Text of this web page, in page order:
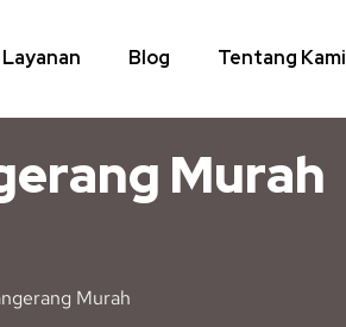
Layanan Blog Tentang Kami
Murah
Murah